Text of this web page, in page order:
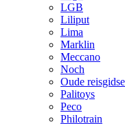
LGB
Liliput
Lima
Marklin
Meccano
Noch
Oude
Palitoys
Peco
Philotrain